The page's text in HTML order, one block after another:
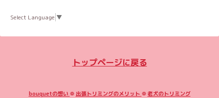
Select Language ▼
トップページに戻る
bouquetの想い ❁ 出張トリミングのメリット ❁老犬のトリミング